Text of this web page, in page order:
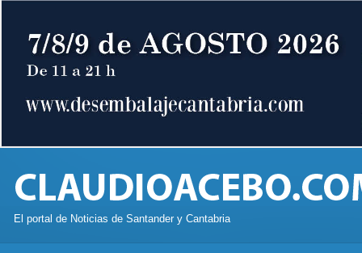
El portal de Noticias de Santander y Cantabria